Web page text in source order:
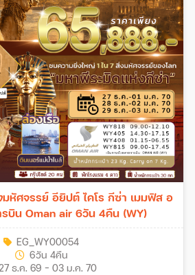
หัศจรรย์ อียิปต์ ไคโร กีซ่า เมมฟิส อ
รบิน Oman air 6วัน 4คืน (WY)
EG_WY00054
6วัน 4คืน
ธ.ค. 69 - 03 ม.ค. 70